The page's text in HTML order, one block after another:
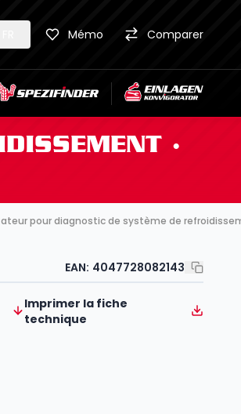
Mémo Comparer
∙
pour diagnostic de système de
EAN: 4047728082143
Imprimer la fiche
technique